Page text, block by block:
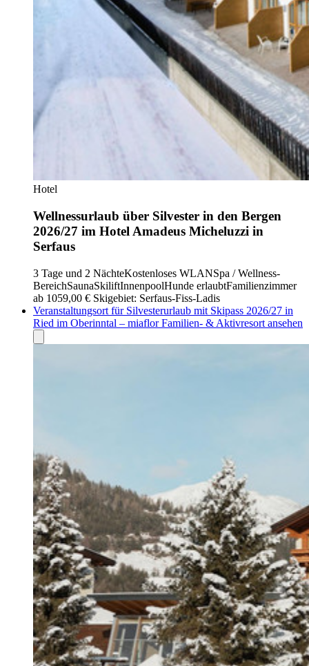
Hotel
Wellnessurlaub über Silvester in den Bergen
2026/27 im Hotel Amadeus Micheluzzi in
Serfaus
3 Tage und 2 NächteKostenloses WLANSpa / Wellness-
BereichSaunaSkiliftInnenpoolHunde erlaubtFamilienzimmer
ab 1059,00 € Skigebiet: Serfaus-Fiss-Ladis
Veranstaltungsort für Silvesterurlaub mit Skipass 2026/27 in
Ried im Oberinntal – miaflor Familien- & Aktivresort ansehen